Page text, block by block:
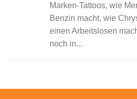
Marken-Tattoos, wie
Benzin macht, wie
einen Arbeitslosen
noch in...